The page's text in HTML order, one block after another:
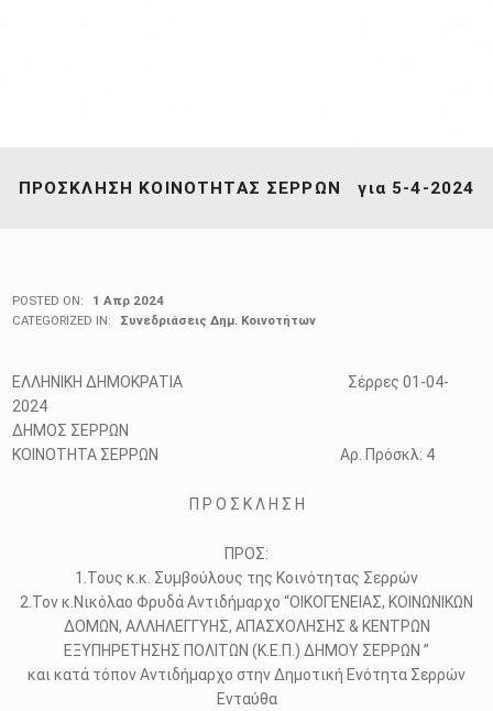
ΠΡΟΣΚΛΗΣΗ ΚΟΙΝΟΤΗΤΑΣ ΣΕΡΡΩΝ για 5-4-2024
POSTED ON:
1 Απρ 2024
CATEGORIZED IN:
Συνεδριάσεις Δημ. Κοινοτήτων
ΕΛΛΗΝΙΚΗ ΔΗΜΟΚΡΑΤΙΑ Σέρρες 01-04-
2024
ΔΗΜΟΣ ΣΕΡΡΩΝ
ΚΟΙΝΟΤΗΤΑ ΣΕΡΡΩΝ Αρ. Πρόσκλ: 4
Π Ρ Ο Σ Κ Λ Η Σ Η
ΠΡΟΣ:
1.Τους κ.κ. Συμβούλους της Κοινότητας Σερρών
2.Τον κ.Νικόλαο Φρυδά Αντιδήμαρχο “ΟΙΚΟΓΕΝΕΙΑΣ, ΚΟΙΝΩΝΙΚΩΝ
ΔΟΜΩΝ, ΑΛΛΗΛΕΓΓΥΗΣ, ΑΠΑΣΧΟΛΗΣΗΣ & ΚΕΝΤΡΩΝ
ΕΞΥΠΗΡΕΤΗΣΗΣ ΠΟΛΙΤΩΝ (Κ.Ε.Π.) ΔΗΜΟΥ ΣΕΡΡΩΝ ”
και κατά τόπον Αντιδήμαρχο στην Δημοτική Ενότητα Σερρών
Ενταύθα